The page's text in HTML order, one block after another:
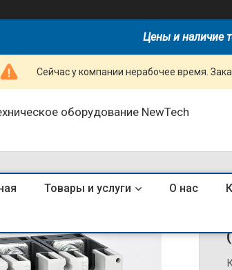
Цены и наличие
Сейчас у компании нерабочее время.
оборудование NewTech
Товары и услуги О нас